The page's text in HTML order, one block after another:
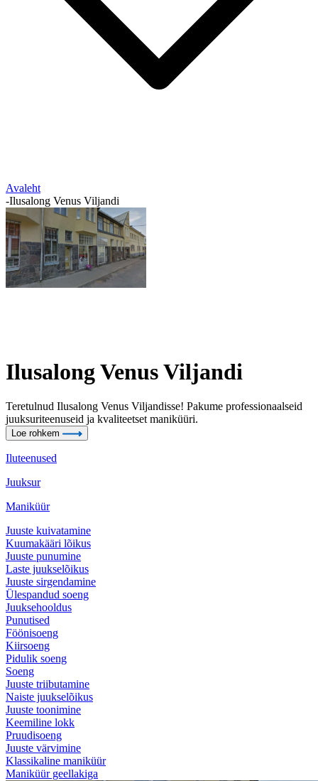
Avaleht
-Ilusalong Venus Viljandi
Ilusalong Venus Viljandi
Teretulnud Ilusalong Venus Viljandisse! Pakume professionaalseid
juuksuriteenuseid ja kvaliteetset maniküüri.
Loe rohkem
Iluteenused
Juuksur
Maniküür
Juuste kuivatamine
Kuumakääri lõikus
Juuste punumine
Laste juukselõikus
Juuste sirgendamine
Ülespandud soeng
Juuksehooldus
Punutised
Föönisoeng
Kiirsoeng
Pidulik soeng
Soeng
Juuste triibutamine
Naiste juukselõikus
Juuste toonimine
Keemiline lokk
Pruudisoeng
Juuste värvimine
Klassikaline maniküür
Maniküür geellakiga